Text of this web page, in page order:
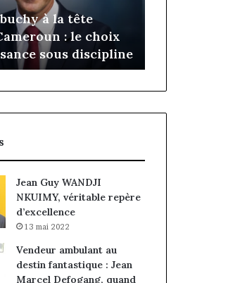
à la tête
: le choix
sous discipline
client
conquête
des
Jean Guy WANDJI
NKUIMY, véritable repère
d’excellence
13 mai 2022
Vendeur ambulant au
destin fantastique : Jean
Marcel Defogang, quand